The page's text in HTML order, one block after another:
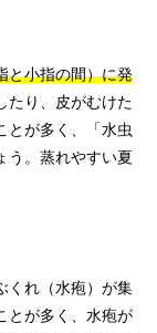
と小指の間）に発
たり、皮がむけた
とが多く、「水虫
う。蒸れやすい夏
くれ（水疱）が集
とが多く、水疱が